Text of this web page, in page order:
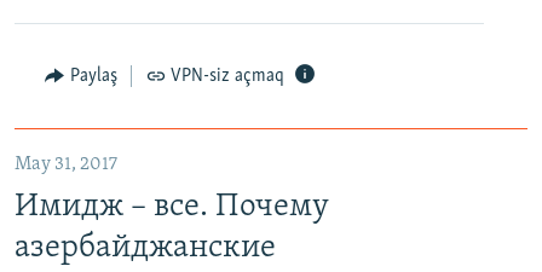
Paylaş VPN-siz açmaq
May 31, 2017
Имидж – все. Почему
азербайджанские